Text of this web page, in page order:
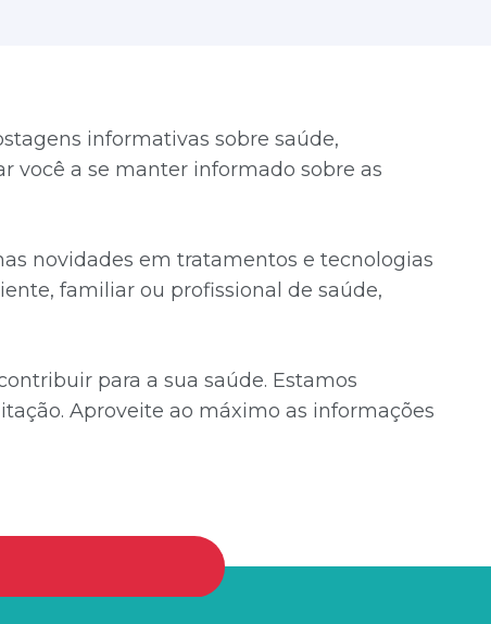
informativas sobre saúde,
você a se manter informado sobre as
novidades em tratamentos e tecnologias
familiar ou profissional de saúde,
para a sua saúde. Estamos
Aproveite ao máximo as informações